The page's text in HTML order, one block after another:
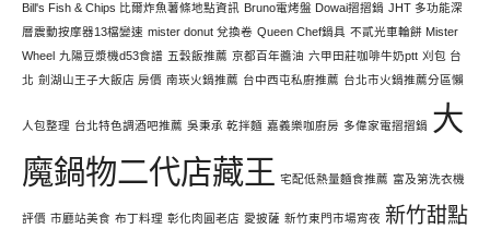
Bill's Fish & Chips 比爾炸魚薯條地點資訊 Bruno電烤盤 Dowai摺摺鍋 JHT 多功能深
層震動按摩器13檔變速 mister donut 兌換卷 Queen Chef鍋具 不貳光車輪餅 Mister
Wheel 九陽豆漿機d53食譜 五穀飯推薦 京都百年醬油 六甲田莊咖啡牛奶ptt 刈包 台
北 劍湖山王子大飯店 房價 南崁火鍋推薦 台中西屯私廚推薦 台北市火鍋推薦分區懶
人包整理 台北特色調酒吧推薦 吳秉承 乾拌麵 嘉義樂咖廚房 多偉家電摺摺鍋 大
魔鍋物二代店藏王 宅配低熱量麵食推薦 富及第洗衣機
評價 市廳站美食 布丁料理 彰化肉圓老店 愛披薩 新竹東門市場宵夜 新竹甜點